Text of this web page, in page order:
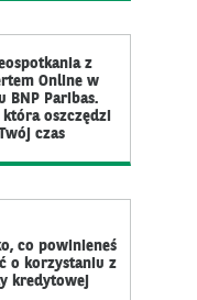
z
Online w
BNP Paribas.
która oszczędzi
czas
co powinieneś
o korzystaniu z
kredytowej